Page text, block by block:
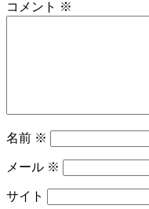
シ
コメント ※
名前 ※
メール ※
サイト